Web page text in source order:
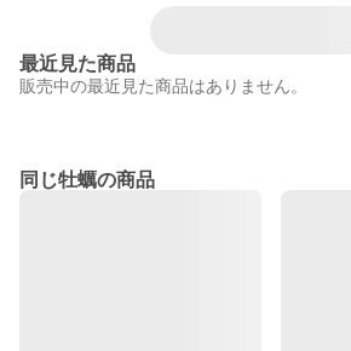
最近見た商品
販売中の最近見た商品はありません。
同じ牡蠣の商品